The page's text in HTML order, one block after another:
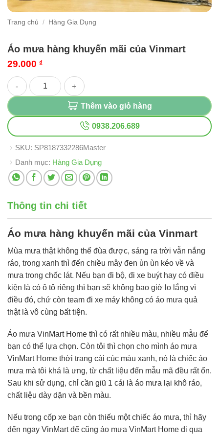
Trang chủ / Hàng Gia Dụng
Áo mưa hàng khuyến mãi của Vinmart
29.000 ₫
Áo mưa hàng khuyến mãi của Vinmart số lượng
Thêm vào giỏ hàng
0938.206.689
SKU: SP8187332286Master
Danh mục: Hàng Gia Dụng
Thông tin chi tiết
Áo mưa hàng khuyến mãi của Vinmart
Mùa mưa thật không thể đùa được, sáng ra trời vẫn nắng
ráo, trong xanh thì đến chiều mây đen ùn ùn kéo về và
mưa trong chốc lát. Nếu bạn đi bộ, đi xe buýt hay có điều
kiện là có ô tô riêng thì bạn sẽ không bao giờ lo lắng vì
điều đó, chứ còn team đi xe máy không có áo mưa quả
thật là vô cùng bất tiện.
Áo mưa VinMart Home thì có rất nhiều màu, nhiều mẫu để
bạn có thể lựa chọn. Còn tôi thì chọn cho mình áo mưa
VinMart Home thời trang cài cúc màu xanh, nó là chiếc áo
mưa mà tôi khá là ưng, từ chất liệu đến mẫu mã đều rất ổn.
Sau khi sử dụng, chỉ cần giũ 1 cái là áo mưa lại khô ráo,
chất liệu dày dặn và bền màu.
Nếu trong cốp xe bạn còn thiếu một chiếc áo mưa, thì hãy
đến ngay VinMart để cũng áo mưa VinMart Home đi qua